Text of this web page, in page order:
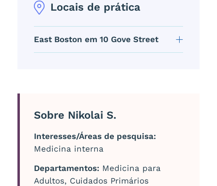
Locais de prática
East Boston em 10 Gove Street
Sobre Nikolai S.
Interesses/Áreas de pesquisa:
Medicina interna
Departamentos: Medicina para
Adultos, Cuidados Primários